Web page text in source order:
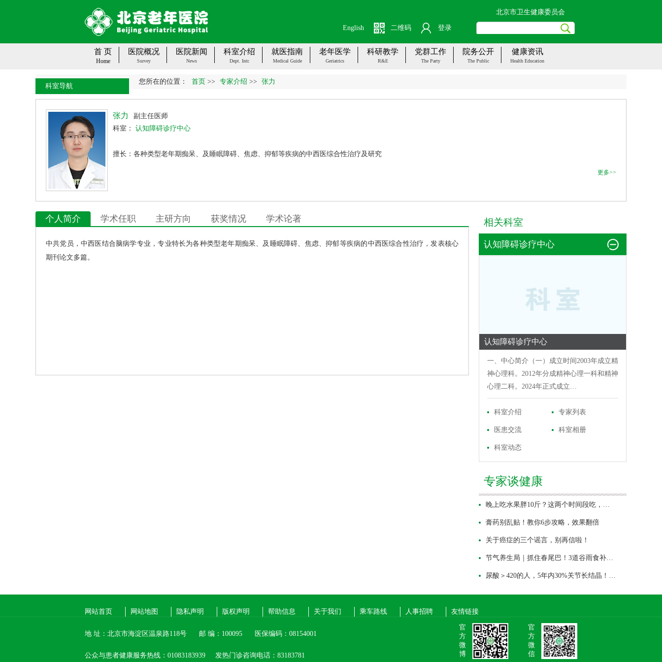
北京市卫生健康委员会
二维码 登录
English
首 页
Home
医院概况
Survey
医院新闻
News
科室介绍
Dept. Intr.
就医指南
Medical Guide
老年医学
Geriatrics
科研教学
R&E
党群工作
The Party
院务公开
The Public
健康资讯
Health Education
您所在的位置： 首页 >> 专家介绍 >> 张力
科室导航
张力
副主任医师
科室： 认知障碍诊疗中心
擅长：各种类型老年期痴呆、及睡眠障碍、焦虑、抑郁等疾病的中西医综合性治疗及研究
更多>>
个人简介 学术任职 主研方向 获奖情况 学术论著
中共党员，中西医结合脑病学专业，专业特长为各种类型老年期痴呆、及睡眠障碍、焦虑、抑郁等疾病的中西医综合性治疗，发表核心
期刊论文多篇。
相关科室
认知障碍诊疗中心
认知障碍诊疗中心
一、中心简介（一）成立时间2003年成立精
神心理科。2012年分成精神心理一科和精神
心理二科。2024年正式成立…
科室介绍 专家列表
医患交流 科室相册
科室动态
专家谈健康
晚上吃水果胖10斤？这两个时间段吃，…
膏药别乱贴！教你6步攻略，效果翻倍
关于癌症的三个谣言，别再信啦！
节气养生局｜抓住春尾巴！3道谷雨食补…
尿酸＞420的人，5年内30%关节长结晶！…
网站首页 网站地图 隐私声明 版权声明 帮助信息 关于我们 乘车路线 人事招聘 友情链接
地 址：北京市海淀区温泉路118号 邮 编：100095 医保编码：08154001
公众与患者健康服务热线：01083183939 发热门诊咨询电话：83183781
官
方
微
博
官
方
微
信